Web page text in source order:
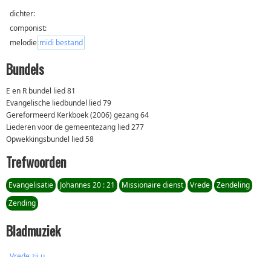
dichter:
componist:
melodie:midi bestand
Bundels
E en R bundel lied 81
Evangelische liedbundel lied 79
Gereformeerd Kerkboek (2006) gezang 64
Liederen voor de gemeentezang lied 277
Opwekkingsbundel lied 58
Trefwoorden
Evangelisatie Johannes 20 : 21 Missionaire dienst Vrede
Zendeling
Zending
Bladmuziek